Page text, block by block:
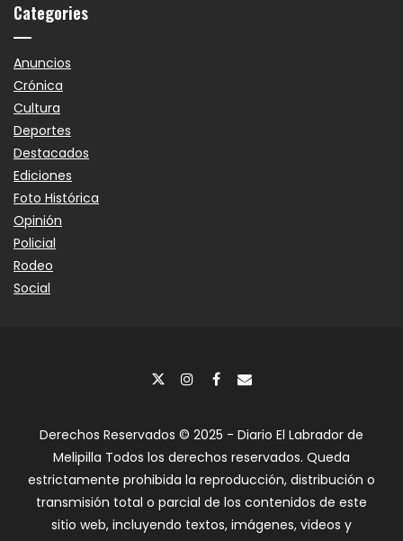
Categories
Anuncios
Crónica
Cultura
Deportes
Destacados
Ediciones
Foto Histórica
Opinión
Policial
Rodeo
Social
Derechos Reservados © 2025 - Diario El Labrador de
Melipilla Todos los derechos reservados. Queda
estrictamente prohibida la reproducción, distribución o
transmisión total o parcial de los contenidos de este
sitio web, incluyendo textos, imágenes, videos y